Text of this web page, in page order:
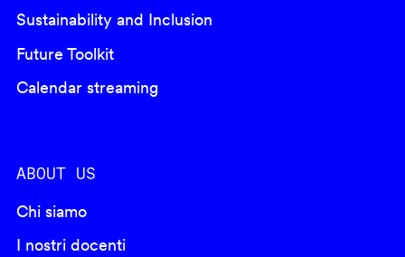
Sustainability and Inclusion
Future Toolkit
Calendar streaming
ABOUT US
Chi siamo
I nostri docenti